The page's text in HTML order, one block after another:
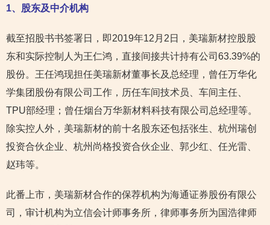
1、股东及中介机构
截至招股书书签署日，即2019年12月2日，美瑞新材控股股
东和实际控制人为王仁鸿，直接间接共计持有公司63.39%的
股份。王任鸿现担任美瑞新材董事长及总经理，曾任万华化
学集团股份有限公司工作，历任车间技术员、车间主任、
TPU部经理；曾任烟台万华新材料科技有限公司总经理等。
除实控人外，美瑞新材的前十名股东还包括张生、杭州瑞创
投资合伙企业、杭州尚格投资合伙企业、郭少红、任光雷、
赵玮等。
此番上市，美瑞新材合作的保荐机构为海通证券股份有限公
司，审计机构为立信会计师事务所，律师事务所为国浩律师